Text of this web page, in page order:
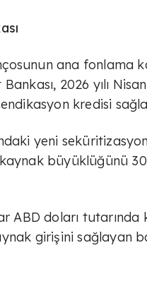
ana fonlama
2026 yılı
kredisi
yeni
kaynak büyüklüğünü
ABD doları
girişini sağlayan